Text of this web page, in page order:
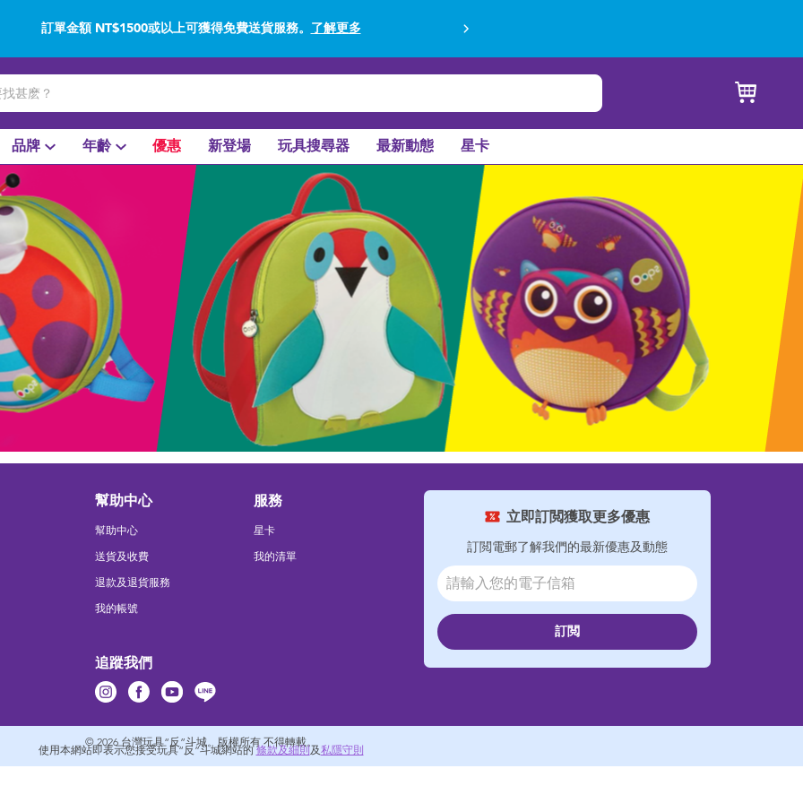
訂單金額 NT$1500或以上可獲得免費送貨服務。 了解更多
網上購買並使用門市取貨在店內取貨。了解更多
品牌 年齡 優惠 新登場 玩具搜尋器 最新動態 星卡
立即訂閲獲取更多優惠
訂閲電郵了解我們的最新優惠及動態
訂閲
追蹤我們
幫助中心
幫助中心
送貨及收費
退款及退貨服務
我的帳號
服務
星卡
我的清單
© 2026 台灣玩具“反”斗城。版權所有 不得轉載。
使用本網站即表示您接受玩具“反”斗城網站的條款及細則及私隱守則